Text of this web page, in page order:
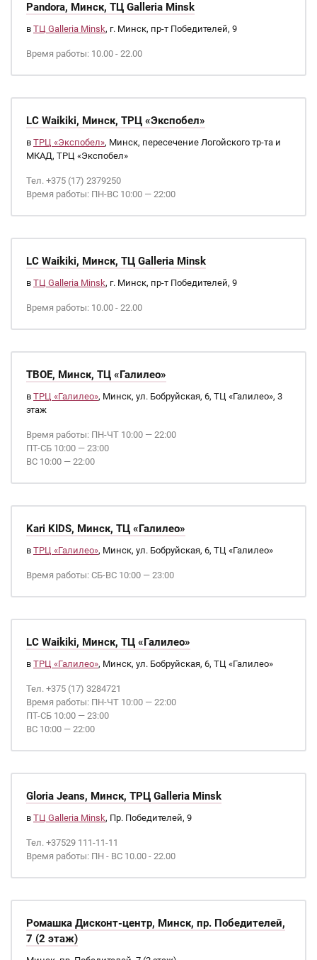
Pandora, Минск, ТЦ Galleria Minsk
в ТЦ Galleria Minsk, г. Минск, пр-т Победителей, 9
Время работы: 10.00 - 22.00
LC Waikiki, Минск, ТРЦ «Экспобел»
в ТРЦ «Экспобел», Минск, пересечение Логойского тр-та и
МКАД, ТРЦ «Экспобел»
Тел. +375 (17) 2379250
Время работы: ПН-ВС 10:00 — 22:00
LC Waikiki, Минск, ТЦ Galleria Minsk
в ТЦ Galleria Minsk, г. Минск, пр-т Победителей, 9
Время работы: 10.00 - 22.00
ТВОЕ, Минск, ТЦ «Галилео»
в ТРЦ «Галилео», Минск, ул. Бобруйская, 6, ТЦ «Галилео», 3
этаж
Время работы: ПН-ЧТ 10:00 — 22:00
ПТ-СБ 10:00 — 23:00
ВС 10:00 — 22:00
Kari KIDS, Минск, ТЦ «Галилео»
в ТРЦ «Галилео», Минск, ул. Бобруйская, 6, ТЦ «Галилео»
Время работы: СБ-ВС 10:00 — 23:00
LC Waikiki, Минск, ТЦ «Галилео»
в ТРЦ «Галилео», Минск, ул. Бобруйская, 6, ТЦ «Галилео»
Тел. +375 (17) 3284721
Время работы: ПН-ЧТ 10:00 — 22:00
ПТ-СБ 10:00 — 23:00
ВС 10:00 — 22:00
Gloria Jeans, Минск, ТРЦ Galleria Minsk
в ТЦ Galleria Minsk, Пр. Победителей, 9
Тел. +37529 111-11-11
Время работы: ПН - ВС 10.00 - 22.00
Ромашка Дисконт-центр, Минск, пр. Победителей,
7 (2 этаж)